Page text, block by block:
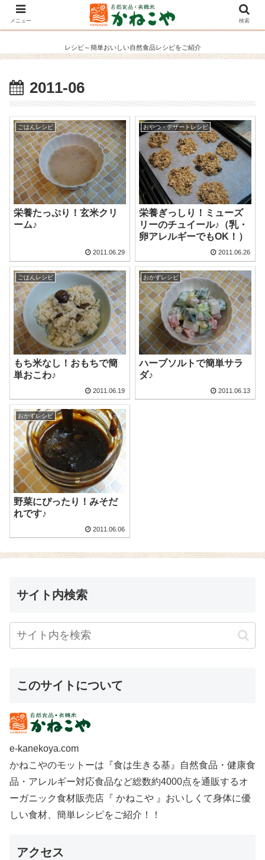
レシピ～簡単おいしい自然食品レシピをご紹介
2011-06
ごはんレシピ
栄養たっぷり！玄米クリ
ーム♪
2011.06.29
おやつ・デザートレシピ
栄養ぎっしり！ミューズ
リーのチュイール♪（乳・
卵アレルギーでもOK！）
2011.06.26
ごはんレシピ
もち米なし！おもちで簡
単おこわ♪
2011.06.19
おかずレシピ
ハーブソルトで簡単サラ
ダ♪
2011.06.13
おかずレシピ
野菜にぴったり！みそだ
れです♪
2011.06.06
サイト内検索
このサイトについて
e-kanekoya.com
かねこやのモットーは『食は生きる基』自然食品・健康食
品・アレルギー対応食品など総数約4000点を通販するオ
ーガニック食材販売店『 かねこや 』おいしくて身体に優
しい食材、簡単レシピをご紹介！！
アクセス
メニュー 検索